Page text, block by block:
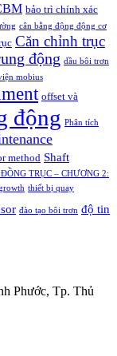
bảo trì chính xác
cân bằng động động cơ
Căn chỉnh trục
động dầu bôi trơn
mobius
offset và
động Phân tích
method Shaft
TRỤC – CHƯƠNG 2:
thiết bị quay
đào tạo bôi trơn độ tin
Phước, Tp. Thủ